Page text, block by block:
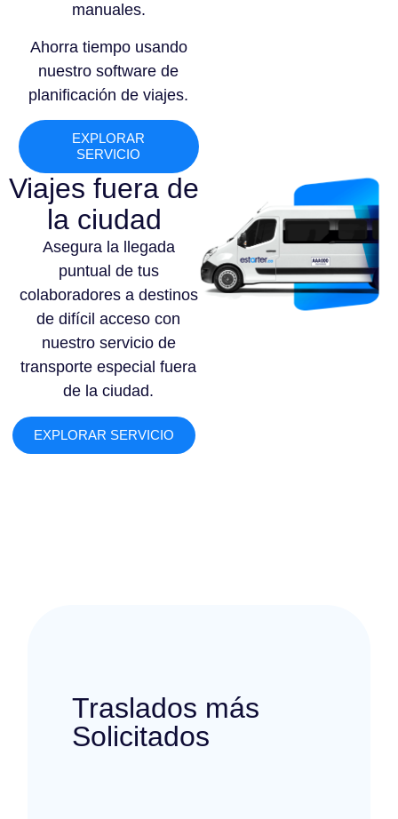
manuales.
Ahorra tiempo usando
nuestro software de
planificación de viajes.
EXPLORAR
SERVICIO
Viajes fuera de
la ciudad
Asegura la llegada
puntual de tus
colaboradores a destinos
de difícil acceso con
nuestro servicio de
transporte especial fuera
de la ciudad.
EXPLORAR SERVICIO
Traslados más
Solicitados